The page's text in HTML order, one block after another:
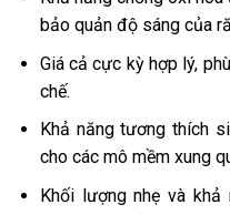
bảo quản độ sáng của
Giá cả cực kỳ hợp lý,
chế.
Khả năng tương thích
cho các mô mềm xung
Khối lượng nhẹ và